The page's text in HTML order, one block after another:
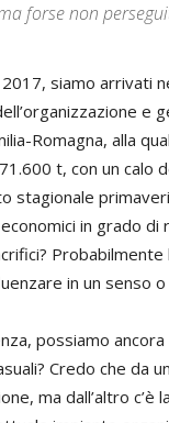
forse non
siamo arrivati
e
Romagna, alla
t, con un calo
stagionale
in grado di
Probabilmente
in un senso o
possiamo
Credo che da
ma dall’altro c’è